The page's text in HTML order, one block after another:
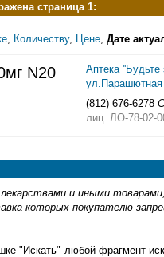
страница 1:
Количеству, Цене Дате
N20
Аптека ''Будьте
ул.Парашютная
(812) 676-6278
лиц. ЛО-78-02-
и иными
которых покупателю
"Искать" любой фрагмент